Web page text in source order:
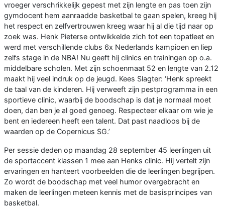
vroeger verschrikkelijk gepest met zijn lengte en pas toen zijn
gymdocent hem aanraadde basketbal te gaan spelen, kreeg hij
het respect en zelfvertrouwen kreeg waar hij al die tijd naar op
zoek was. Henk Pieterse ontwikkelde zich tot een topatleet en
werd met verschillende clubs 6x Nederlands kampioen en liep
zelfs stage in de NBA! Nu geeft hij clinics en trainingen op o.a.
middelbare scholen. Met zijn schoenmaat 52 en lengte van 2.12
maakt hij veel indruk op de jeugd. Kees Slagter: ‘Henk spreekt
de taal van de kinderen. Hij verweeft zijn pestprogramma in een
sportieve clinic, waarbij de boodschap is dat je normaal moet
doen, dan ben je al goed genoeg. Respecteer elkaar om wie je
bent en iedereen heeft een talent. Dat past naadloos bij de
waarden op de Copernicus SG.’
Per sessie deden op maandag 28 september 45 leerlingen uit
de sportaccent klassen 1 mee aan Henks clinic. Hij vertelt zijn
ervaringen en hanteert voorbeelden die de leerlingen begrijpen.
Zo wordt de boodschap met veel humor overgebracht en
maken de leerlingen meteen kennis met de basisprincipes van
basketbal.